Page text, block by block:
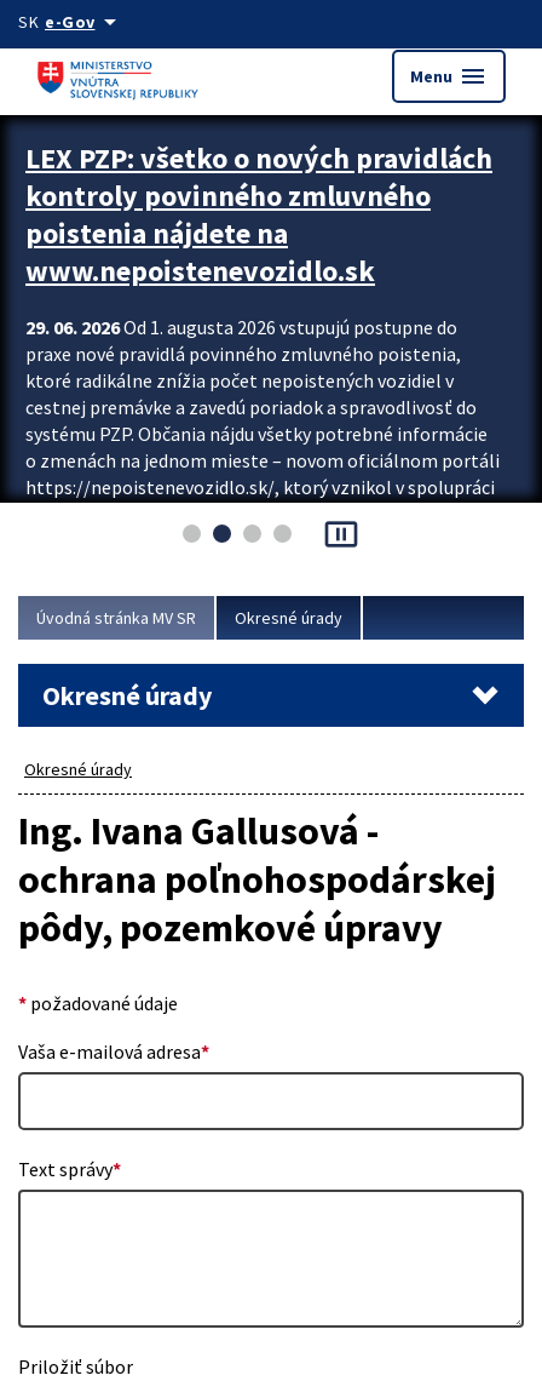
Preskocit na hlavný obsah
SK e-Govarrow_drop_down
Menu menu
Zastavit automatický posun upútavok
LEX PZP: všetko o nových pravidlách
kontroly povinného zmluvného
poistenia nájdete na
www.nepoistenevozidlo.sk
29. 06. 2026Od 1. augusta 2026 vstupujú postupne do
praxe nové pravidlá povinného zmluvného poistenia,
ktoré radikálne znížia počet nepoistených vozidiel v
cestnej premávke a zavedú poriadok a spravodlivosť do
systému PZP. Občania nájdu všetky potrebné informácie
o zmenách na jednom mieste – novom oficiálnom portáli
https://nepoistenevozidlo.sk/, ktorý vznikol v spolupráci
asociácie poisťovní (SLASPO) a Ministerstva vnútra SR.
Viac
pause_presentation
Úvodná stránka MV SR Okresné úrady
Okresné úrady
Okresné úrady
Ing. Ivana Gallusová -
ochrana poľnohospodárskej
pôdy, pozemkové úpravy
* požadované údaje
Vaša e-mailová adresa*
Text správy*
Priložiť súbor